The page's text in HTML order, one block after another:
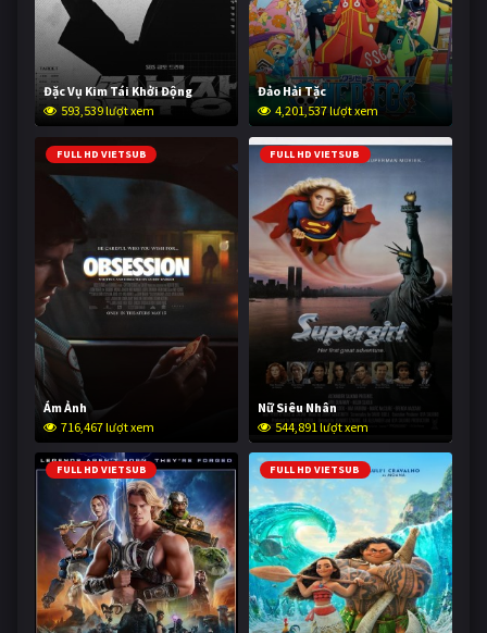
Đặc Vụ Kim Tái Khởi Động
593,539 lượt xem
Đảo Hải Tặc
4,201,537 lượt xem
FULL HD VIETSUB
Ám Ảnh
716,467 lượt xem
FULL HD VIETSUB
Nữ Siêu Nhân
544,891 lượt xem
FULL HD VIETSUB FULL HD VIETSUB